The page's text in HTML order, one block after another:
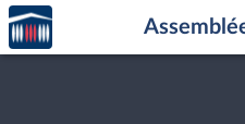
Aller au contenu
Aller en bas de la page
Accèder
à la
page